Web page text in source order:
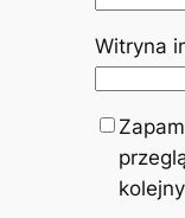
Witryna